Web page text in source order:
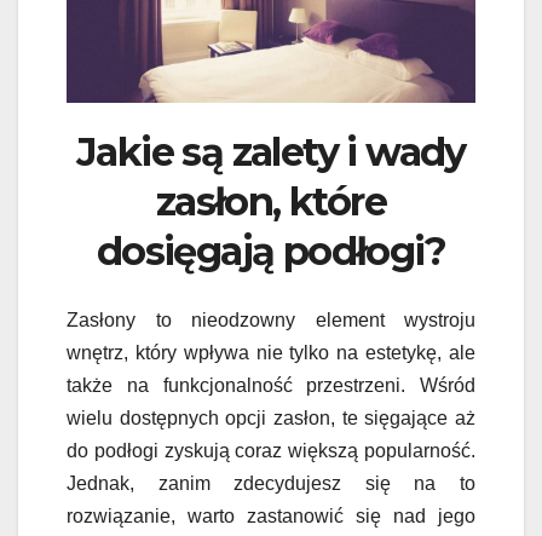
Jakie są zalety i wady
zasłon, które
dosięgają podłogi?
Zasłony to nieodzowny element wystroju
wnętrz, który wpływa nie tylko na estetykę, ale
także na funkcjonalność przestrzeni. Wśród
wielu dostępnych opcji zasłon, te sięgające aż
do podłogi zyskują coraz większą popularność.
Jednak, zanim zdecydujesz się na to
rozwiązanie, warto zastanowić się nad jego